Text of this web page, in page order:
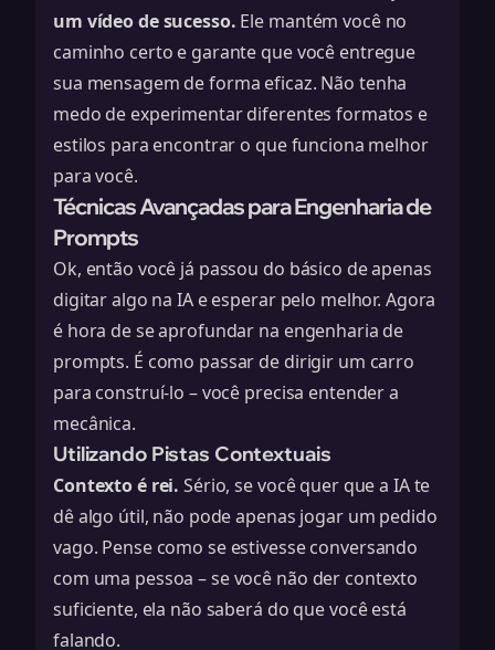
um vídeo de sucesso. Ele mantém você no
caminho certo e garante que você entregue
sua mensagem de forma eficaz. Não tenha
medo de experimentar diferentes formatos e
estilos para encontrar o que funciona melhor
para você.
Técnicas Avançadas para Engenharia de
Prompts
Ok, então você já passou do básico de apenas
digitar algo na IA e esperar pelo melhor. Agora
é hora de se aprofundar na engenharia de
prompts. É como passar de dirigir um carro
para construí-lo – você precisa entender a
mecânica.
Utilizando Pistas Contextuais
Contexto é rei. Sério, se você quer que a IA te
dê algo útil, não pode apenas jogar um pedido
vago. Pense como se estivesse conversando
com uma pessoa – se você não der contexto
suficiente, ela não saberá do que você está
falando.